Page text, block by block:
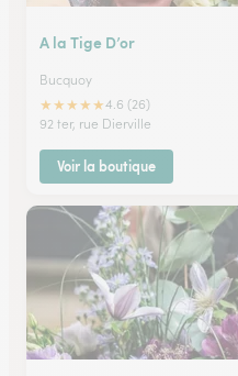
A la Tige D’or
Bucquoy
★★★★★4.6 (26)
92 ter, rue Dierville
Voir la boutique